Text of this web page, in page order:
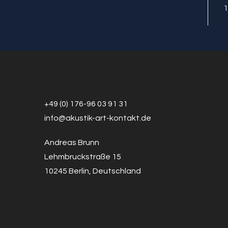
+49 (0) 176-96 03 91 31
info@akustik-art-kontakt.de
Andreas Brunn
Lehmbruckstraße 15
10245 Berlin, Deutschland